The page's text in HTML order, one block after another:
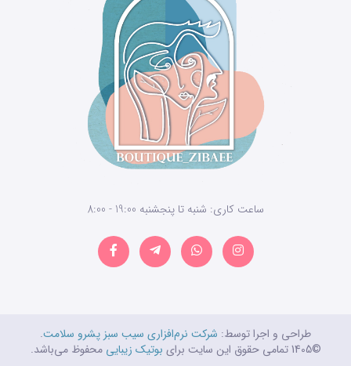
ساعت کاری: شنبه تا پنجشنبه 19:00 - 8:00
طراحی و اجرا توسط: شرکت نرم‌افزاری سیب سبز پشرو سلامت.
©1405 تمامی حقوق این سایت برای
بوتیک زیبایی محفوظ می‌باشد.